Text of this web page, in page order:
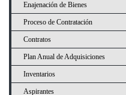
Enajenación de Bienes
Proceso de Contratación
Contratos
Plan Anual de Adquisiciones
Inventarios
Aspirantes